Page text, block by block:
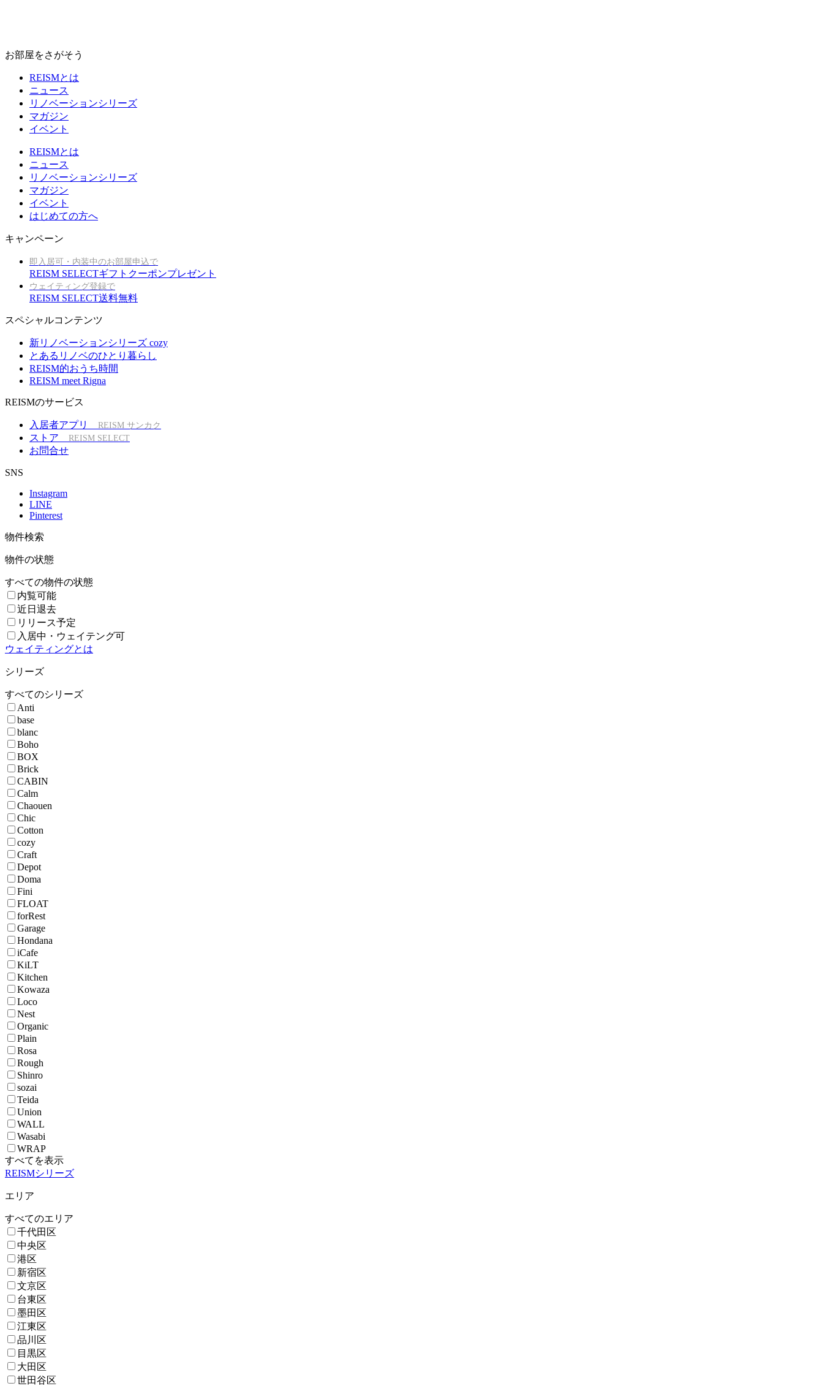
お部屋をさがそう
REISMとは
ニュース
リノベーションシリーズ
マガジン
イベント
REISMとは
ニュース
リノベーションシリーズ
マガジン
イベント
はじめての方へ
キャンペーン
即入居可・内装中のお部屋申込で
REISM SELECTギフトクーポンプレゼント
ウェイティング登録で
REISM SELECT送料無料
スペシャルコンテンツ
新リノベーションシリーズ cozy
とあるリノベのひとり暮らし
REISM的おうち時間
REISM meet Rigna
REISMのサービス
入居者アプリ REISM サンカク
ストア REISM SELECT
お問合せ
SNS
Instagram
LINE
Pinterest
物件検索
物件の状態
すべての物件の状態
内覧可能
近日退去
リリース予定
入居中・ウェイテング可
ウェイティングとは
シリーズ
すべてのシリーズ
Anti
base
blanc
Boho
BOX
Brick
CABIN
Calm
Chaouen
Chic
Cotton
cozy
Craft
Depot
Doma
Fini
FLOAT
forRest
Garage
Hondana
iCafe
KiLT
Kitchen
Kowaza
Loco
Nest
Organic
Plain
Rosa
Rough
Shinro
sozai
Teida
Union
WALL
Wasabi
WRAP
すべてを表示
REISMシリーズ
エリア
すべてのエリア
千代田区
中央区
港区
新宿区
文京区
台東区
墨田区
江東区
品川区
目黒区
大田区
世田谷区